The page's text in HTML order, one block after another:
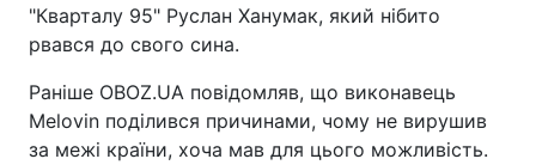
"Кварталу 95" Руслан Ханумак, який нібито
рвався до свого сина.
Раніше OBOZ.UA повідомляв, що виконавець
Melovin поділився причинами, чому не вирушив
за межі країни, хоча мав для цього можливість.